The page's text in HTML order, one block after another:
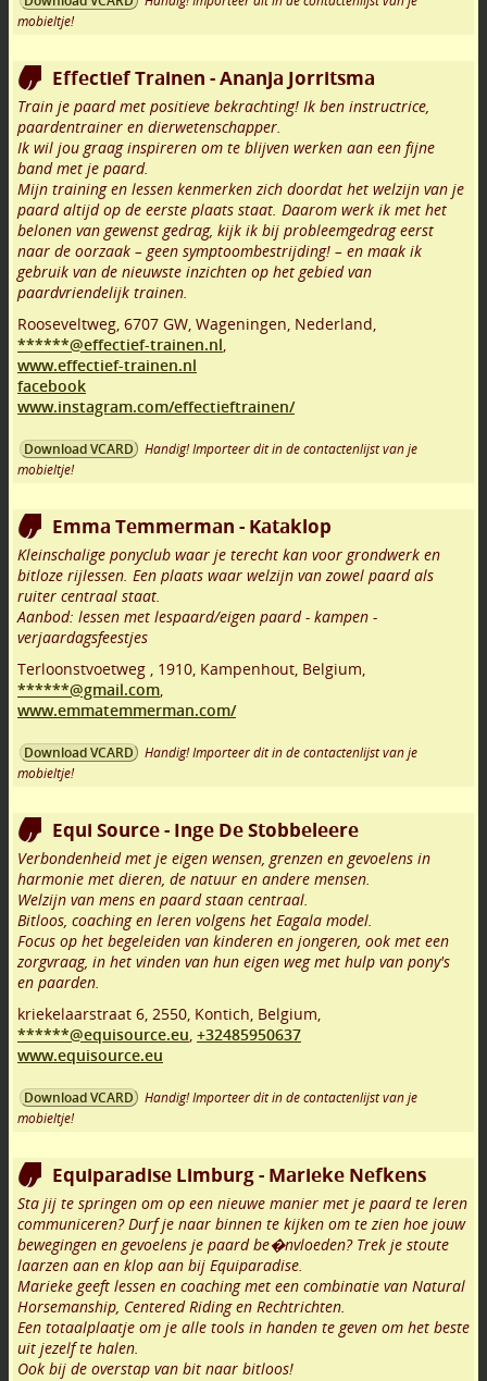
mobieltje!
Effectief Trainen - Ananja Jorritsma
Train je paard met positieve bekrachting! Ik ben instructrice,
paardentrainer en dierwetenschapper.
Ik wil jou graag inspireren om te blijven werken aan een fijne
band met je paard.
Mijn training en lessen kenmerken zich doordat het welzijn van je
paard altijd op de eerste plaats staat. Daarom werk ik met het
belonen van gewenst gedrag, kijk ik bij probleemgedrag eerst
naar de oorzaak – geen symptoombestrijding! – en maak ik
gebruik van de nieuwste inzichten op het gebied van
paardvriendelijk trainen.
Rooseveltweg, 6707 GW, Wageningen, Nederland,
******@effectief-trainen.nl,
www.effectief-trainen.nl
facebook
www.instagram.com/effectieftrainen/
Download VCARD
Handig! Importeer dit in de contactenlijst van je
mobieltje!
Emma Temmerman - Kataklop
Kleinschalige ponyclub waar je terecht kan voor grondwerk en
bitloze rijlessen. Een plaats waar welzijn van zowel paard als
ruiter centraal staat.
Aanbod: lessen met lespaard/eigen paard - kampen -
verjaardagsfeestjes
Terloonstvoetweg , 1910, Kampenhout, Belgium,
******@gmail.com,
www.emmatemmerman.com/
Download VCARD
Handig! Importeer dit in de contactenlijst van je
mobieltje!
Equi Source - Inge De Stobbeleere
Verbondenheid met je eigen wensen, grenzen en gevoelens in
harmonie met dieren, de natuur en andere mensen.
Welzijn van mens en paard staan centraal.
Bitloos, coaching en leren volgens het Eagala model.
Focus op het begeleiden van kinderen en jongeren, ook met een
zorgvraag, in het vinden van hun eigen weg met hulp van pony's
en paarden.
kriekelaarstraat 6, 2550, Kontich, Belgium,
******@equisource.eu, +32485950637
www.equisource.eu
Download VCARD
Handig! Importeer dit in de contactenlijst van je
mobieltje!
Equiparadise Limburg - Marieke Nefkens
Sta jij te springen om op een nieuwe manier met je paard te leren
communiceren? Durf je naar binnen te kijken om te zien hoe jouw
bewegingen en gevoelens je paard be�nvloeden? Trek je stoute
laarzen aan en klop aan bij Equiparadise.
Marieke geeft lessen en coaching met een combinatie van Natural
Horsemanship, Centered Riding en Rechtrichten.
Een totaalplaatje om je alle tools in handen te geven om het beste
uit jezelf te halen.
Ook bij de overstap van bit naar bitloos!